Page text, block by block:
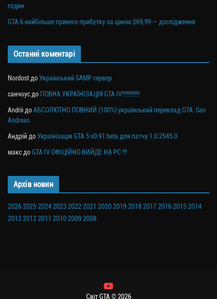
годин
GTA 6 найбільше принесе прибутку за ціною $69,99 — дослідження
Останні коментарі
Nordost доУкраїнський SAMP сервер
санчоус до ПОВНА УКРАЇНІЗАЦІЯ GTA IV!!!!!!!!!!!!
Andrii доАБСОЛЮТНО ПОВНИЙ (100%) український переклад GTA: San
Andreas
Андрій доУкраїнізація GTA 5 v0.91 beta для патчу 1.0.2545.0
макс доGTA IV ОФІЦІЙНО ВИЙДЕ НА PC !!!
Архів новин
202620252024202320222021 2020201920182017201620152014
201320122011 201020092008
Світ GTA © 2026